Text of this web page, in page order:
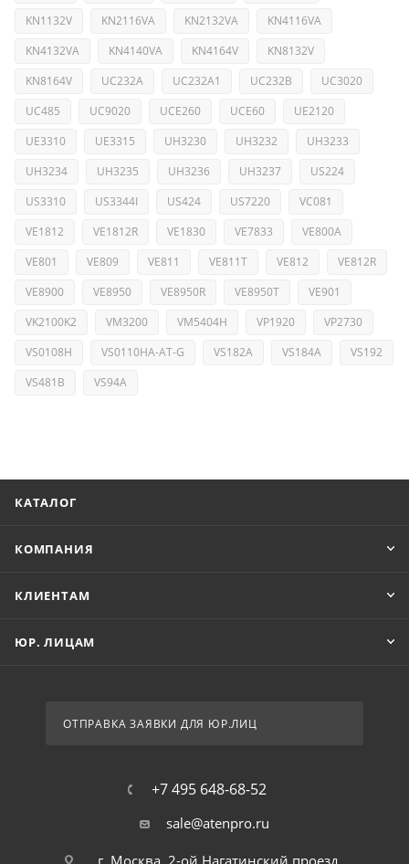
KN1132V
KN2116VA KN2132VA
KN4116VA
KN4132VA
KN4140VA KN4164V
KN8132V
KN8164V
UC232A UC232A1 UC232B
UC3020
UC485
UC9020 UCE260 UCE60
UE2120
UE3310
UE3315 UH3230 UH3232
UH3233
UH3234
UH3235 UH3236 UH3237
US224
US3310
US3344I US424 US7220
VC081
VE1812
VE1812R VE1830 VE7833
VE800A
VE801
VE809 VE811 VE811T VE812
VE812R
VE8900
VE8950 VE8950R VE8950T
VE901
VK2100K2
VM3200 VM5404H VP1920
VP2730
VS0108H
VS0110HA-AT-G VS182A VS184A
VS192
VS481B
VS94A
КАТАЛОГ
КОМПАНИЯ
КЛИЕНТАМ
ЮР. ЛИЦАМ
ОТПРАВКА ЗАЯВКИ ДЛЯ ЮР.ЛИЦ
+7 495 648-68-52
sale@atenpro.ru